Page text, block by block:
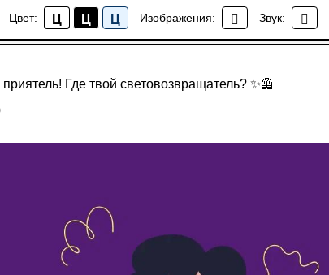
Цвет: Ц Ц Ц Изображения: Звук:
Безопасность дорожного движения
Где твой световозвращатель? ✨🦺